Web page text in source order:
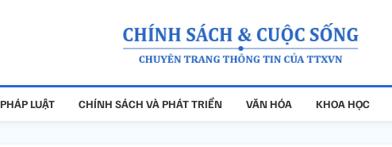
PHÁP LUẬT CHÍNH SÁCH VÀ PHÁT TRIỂN VĂN HÓA KHOA HỌC